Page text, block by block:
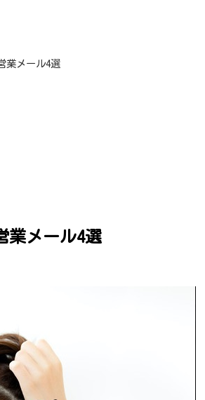
業メール4選
業メール4選